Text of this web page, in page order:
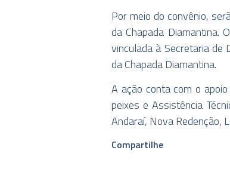
Por meio do convênio,
da Chapada Diamantina.
vinculada à Secretaria de
da Chapada Diamantina.
A ação conta com o
peixes e Assistência
Andaraí, Nova Redenção,
Compartilhe